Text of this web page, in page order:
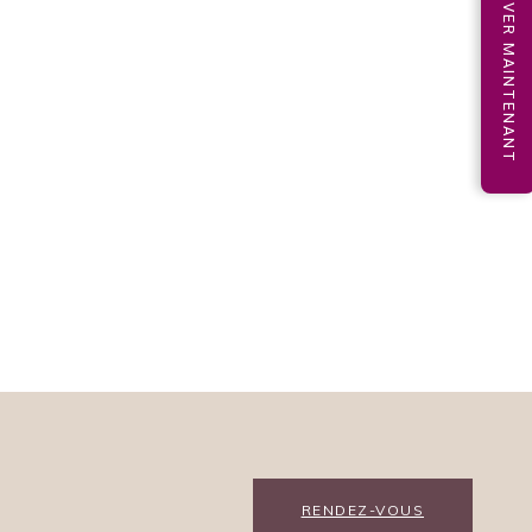
RENDEZ-VOUS
RÉSERVER MAINTENANT